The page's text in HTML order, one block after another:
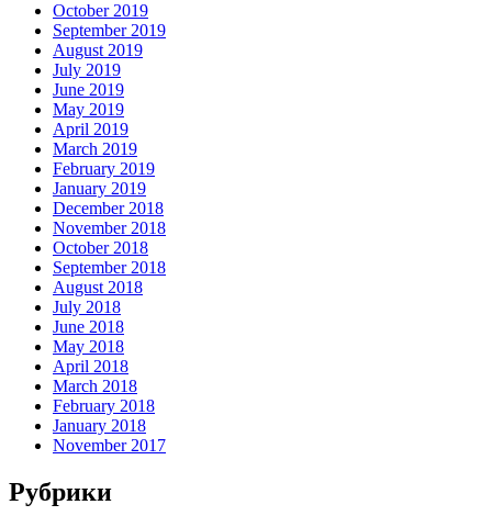
October 2019
September 2019
August 2019
July 2019
June 2019
May 2019
April 2019
March 2019
February 2019
January 2019
December 2018
November 2018
October 2018
September 2018
August 2018
July 2018
June 2018
May 2018
April 2018
March 2018
February 2018
January 2018
November 2017
Рубрики